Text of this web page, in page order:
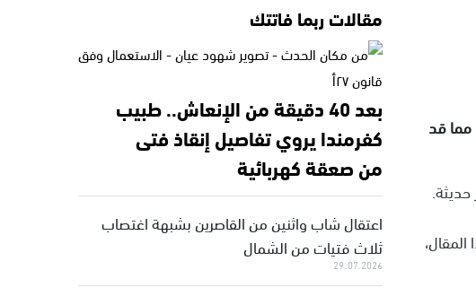
مما قد
مقالات ربما فاتتك
بعد 40 دقيقة من الإنعاش.. طبيب
كفرمندا يروي تفاصيل إنقاذ فتى
من صعقة كهربائية
اعتقال شاب واثنين من القاصرين بشبهة اغتصاب
ثلاث فتيات من الشمال
29.07.2026